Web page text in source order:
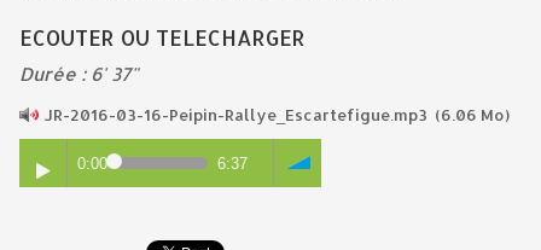
ECOUTER OU TELECHARGER
Durée : 6' 37"
JR-2016-03-16-Peipin-Rallye_Escartefigue.mp3 (6.06 Mo)
0:00 6:37